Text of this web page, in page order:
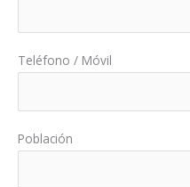
Teléfono / Móvil
Población